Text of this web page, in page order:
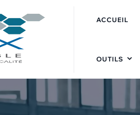
ACCUEIL
OUTILS